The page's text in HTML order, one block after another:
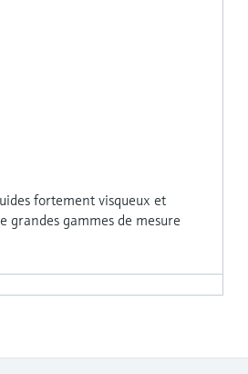
fortement visqueux et
grandes gammes de mesure